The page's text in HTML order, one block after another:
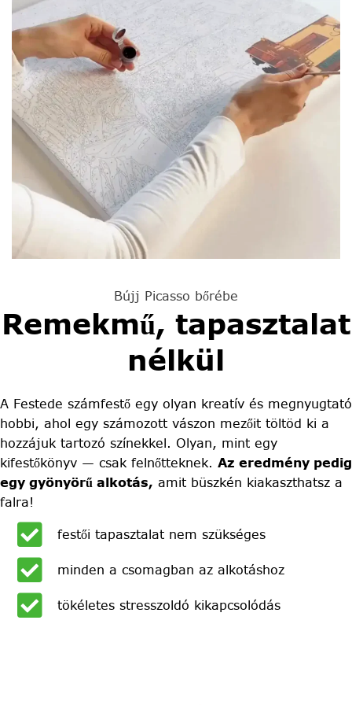
Bújj Picasso bőrébe
Remekmű, tapasztalat
nélkül
A Festede számfestő egy olyan kreatív és megnyugtató
hobbi, ahol egy számozott vászon mezőit töltöd ki a
hozzájuk tartozó színekkel. Olyan, mint egy
kifestőkönyv — csak felnőtteknek. Az eredmény pedig
egy gyönyörű alkotás, amit büszkén kiakaszthatsz a
falra!
festői tapasztalat nem szükséges
minden a csomagban az alkotáshoz
tökéletes stresszoldó kikapcsolódás